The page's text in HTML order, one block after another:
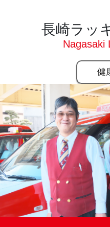
長崎ラッ
Nagasaki
健